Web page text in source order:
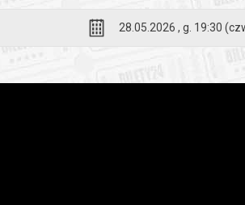
28.05.2026 , g. 19:30